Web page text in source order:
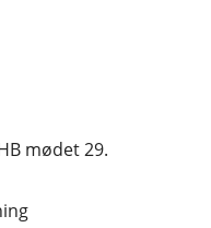
mødet 29.